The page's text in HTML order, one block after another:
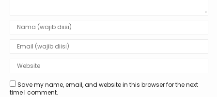
Save my name, email, and website in this browser for the next
time I comment.